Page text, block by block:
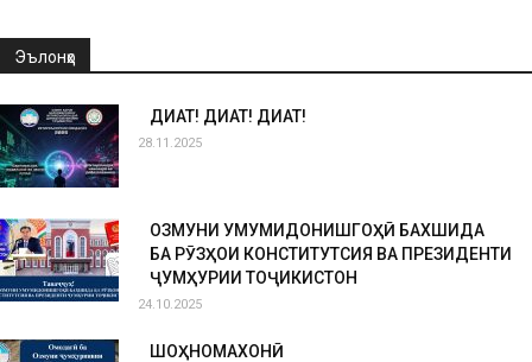
Эълонҳо
ДИҚҚАТ! ДИҚҚАТ! ДИҚҚАТ!
28.11.2025
ОЗМУНИ УМУМИДОНИШГОҲӢ БАХШИДА
БА РӮЗҲОИ КОНСТИТУТСИЯ ВА ПРЕЗИДЕНТИ
ҶУМҲУРИИ ТОҶИКИСТОН
24.10.2025
ШОҲНОМАХОНӢ